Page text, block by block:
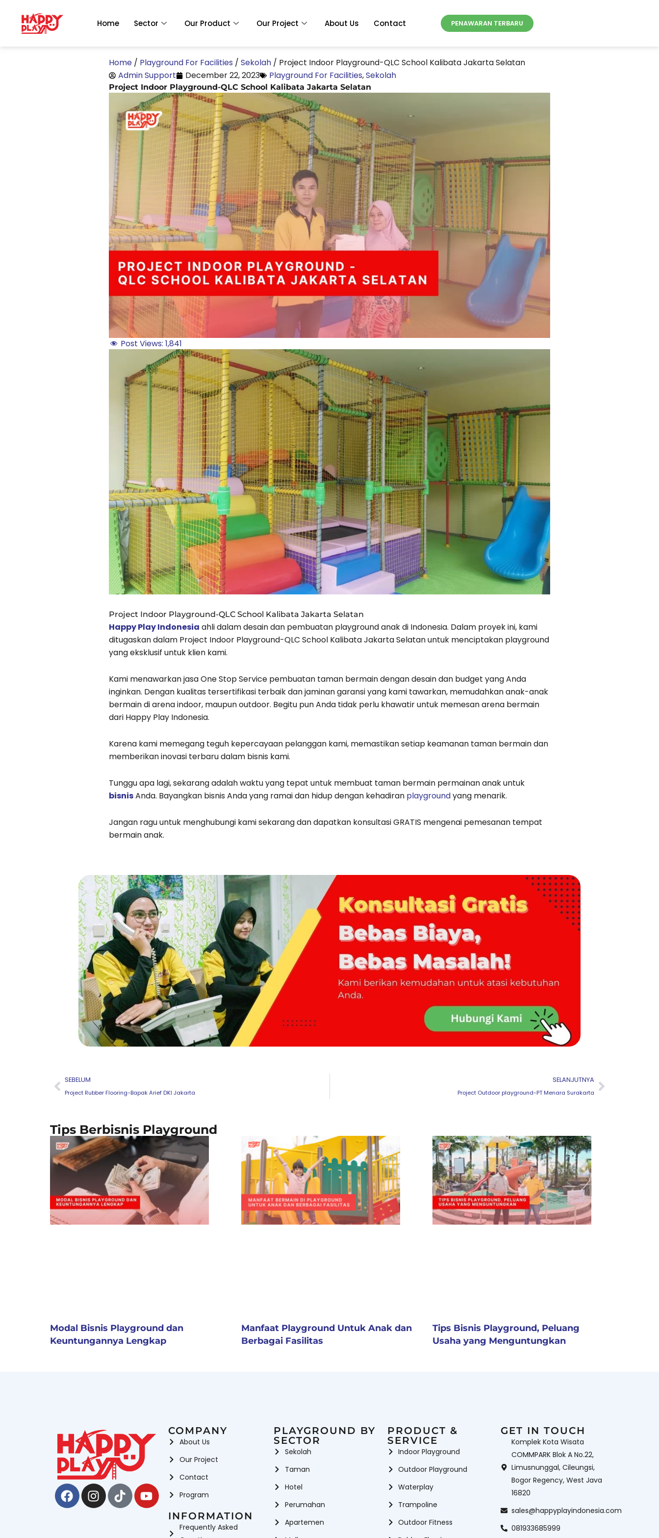
content
Home Sector Our Product Our Project About Us Contact PENAWARAN TERBARU
Home / Playground For Facilities / Sekolah / Project Indoor Playground-QLC School Kalibata Jakarta Selatan
Admin Support
December 22, 2023 Playground For Facilities,Sekolah
Project Indoor Playground-QLC School Kalibata Jakarta Selatan
Post Views: 1,841
Project Indoor Playground-QLC School Kalibata Jakarta Selatan
Happy Play Indonesia ahli dalam desain dan pembuatan playground anak di Indonesia. Dalam proyek ini, kami
ditugaskan dalam Project Indoor Playground-QLC School Kalibata Jakarta Selatan untuk menciptakan playground
yang eksklusif untuk klien kami.
Kami menawarkan jasa One Stop Service pembuatan taman bermain dengan desain dan budget yang Anda
inginkan. Dengan kualitas tersertifikasi terbaik dan jaminan garansi yang kami tawarkan, memudahkan anak-anak
bermain di arena indoor, maupun outdoor. Begitu pun Anda tidak perlu khawatir untuk memesan arena bermain
dari Happy Play Indonesia.
Karena kami memegang teguh kepercayaan pelanggan kami, memastikan setiap keamanan taman bermain dan
memberikan inovasi terbaru dalam bisnis kami.
Tunggu apa lagi, sekarang adalah waktu yang tepat untuk membuat taman bermain permainan anak untuk
bisnisAnda. Bayangkan bisnis Anda yang ramai dan hidup dengan kehadiran playgroundyang menarik.
Jangan ragu untuk menghubungi kami sekarang dan dapatkan konsultasi GRATIS mengenai pemesanan tempat
bermain anak.
Prev
SEBELUM
Project Rubber Flooring-Bapak Arief DKI Jakarta
SELANJUTNYA
Project Outdoor playground-PT Menara Surakarta
Next
Tips Berbisnis Playground
Modal Bisnis Playground dan
Keuntungannya Lengkap
Manfaat Playground Untuk Anak dan
Berbagai Fasilitas
Tips Bisnis Playground, Peluang
Usaha yang Menguntungkan
Facebook
Instagram
TiktokYoutube
COMPANY
About Us
Our Project
Contact
Program
INFORMATION
Frequently Asked
PLAYGROUND BY
SECTOR
Sekolah
Taman
Hotel
Perumahan
Apartemen
PRODUCT &
SERVICE
Indoor Playground
Outdoor Playground
Waterplay
Trampoline
Outdoor Fitness
GET IN TOUCH
Komplek Kota Wisata
COMMPARK Blok A No.22,
Limusnunggal, Cileungsi,
Bogor Regency, West Java
16820
sales@happyplayindonesia.com
081933685999